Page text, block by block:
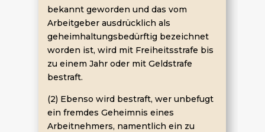
bekannt geworden und das vom
Arbeitgeber ausdrücklich als
geheimhaltungsbedürftig bezeichnet
worden ist, wird mit Freiheitsstrafe bis
zu einem Jahr oder mit Geldstrafe
bestraft.
(2) Ebenso wird bestraft, wer unbefugt
ein fremdes Geheimnis eines
Arbeitnehmers, namentlich ein zu